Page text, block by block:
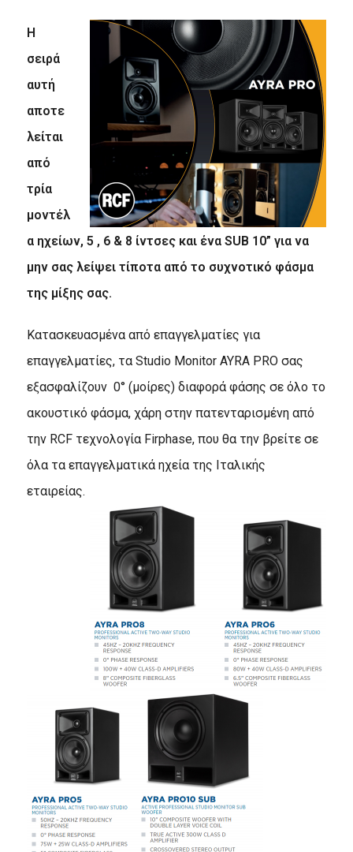
Η
σειρά
αυτή
αποτε
λείται
από
τρία
μοντέλ
α ηχείων, 5 , 6 & 8 ίντσες και ένα SUB 10” για να
μην σας λείψει τίποτα από το συχνοτικό φάσμα
της μίξης σας.
Κατασκευασμένα από επαγγελματίες για
επαγγελματίες, τα Studio Monitor AYRA PRO σας
εξασφαλίζουν 0° (μοίρες) διαφορά φάσης σε όλο το
ακουστικό φάσμα, χάρη στην πατενταρισμένη από
την RCF τεχνολογία Firphase, που θα την βρείτε σε
όλα τα επαγγελματικά ηχεία της Ιταλικής
εταιρείας.